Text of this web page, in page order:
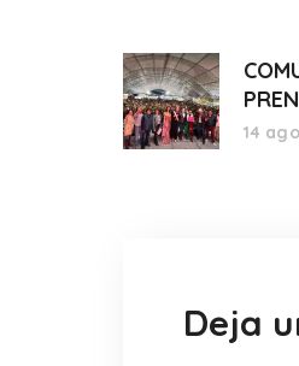
14
Deja